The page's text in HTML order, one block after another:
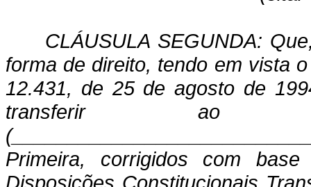
CLÁUSULA SEGUNDA:
forma de direito, tendo em vista
12.431, de 25 de agosto de
transferir ao
Primeira, corrigidos com